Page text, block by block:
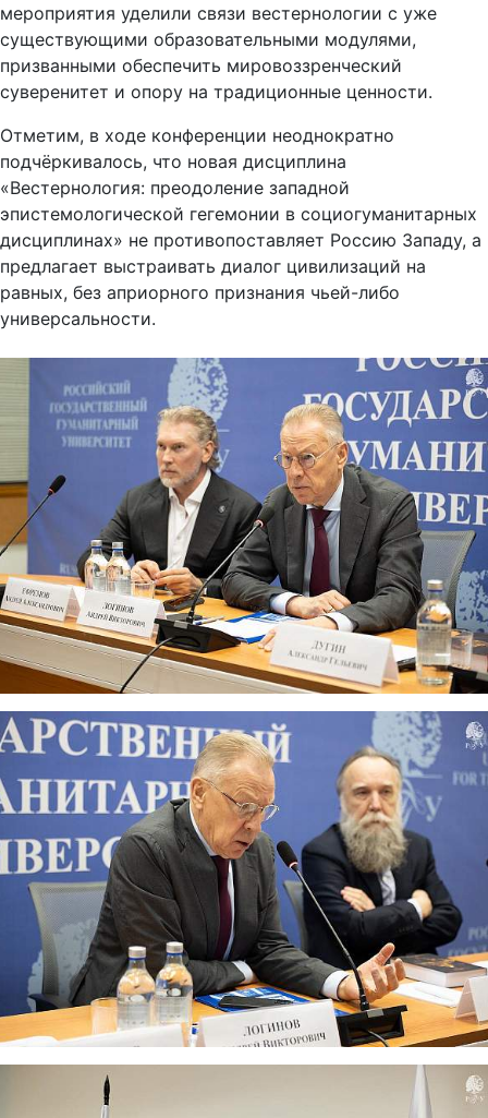
мероприятия уделили связи вестернологии с уже
существующими образовательными модулями,
призванными обеспечить мировоззренческий
суверенитет и опору на традиционные ценности.
Отметим, в ходе конференции неоднократно
подчёркивалось, что новая дисциплина
«Вестернология: преодоление западной
эпистемологической гегемонии в социогуманитарных
дисциплинах» не противопоставляет Россию Западу, а
предлагает выстраивать диалог цивилизаций на
равных, без априорного признания чьей-либо
универсальности.